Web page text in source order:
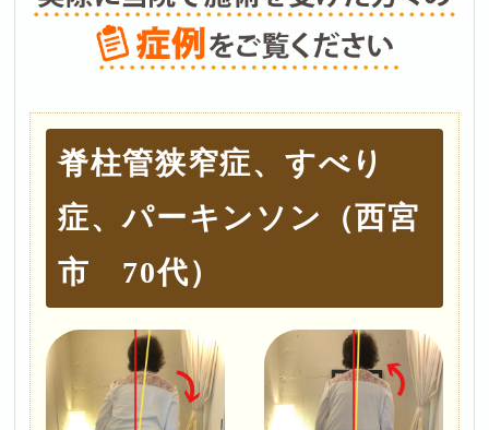
脊柱管狭窄症、すべり
症、パーキンソン（西宮
市 70代）